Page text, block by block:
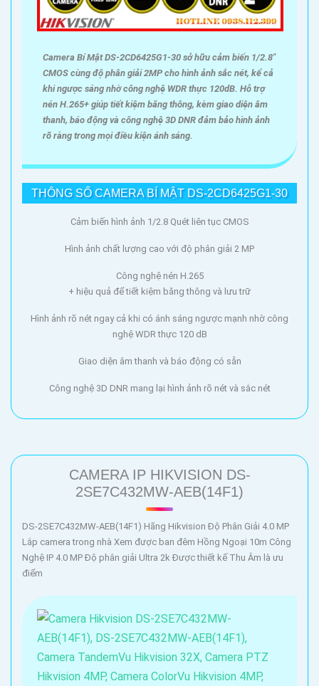
Camera Bí Mật DS-2CD6425G1-30 sở hữu cảm biến 1/2.8"
CMOS cùng độ phân giải 2MP cho hình ảnh sắc nét, kể cả
khi ngược sáng nhờ công nghệ WDR thực 120dB. Hỗ trợ
nén H.265+ giúp tiết kiệm băng thông, kèm giao diện âm
thanh, báo động và công nghệ 3D DNR đảm bảo hình ảnh
rõ ràng trong mọi điều kiện ánh sáng.
THÔNG SỐ CAMERA BÍ MẬT DS-2CD6425G1-30
Cảm biến hình ảnh 1/2.8 Quét liên tục CMOS
Hình ảnh chất lượng cao với độ phân giải 2 MP
Công nghệ nén H.265
+ hiệu quả để tiết kiệm băng thông và lưu trữ
Hình ảnh rõ nét ngay cả khi có ánh sáng ngược mạnh nhờ công
nghệ WDR thực 120 dB
Giao diện âm thanh và báo động có sẵn
Công nghệ 3D DNR mang lại hình ảnh rõ nét và sắc nét
CAMERA IP HIKVISION DS-
2SE7C432MW-AEB(14F1)
DS-2SE7C432MW-AEB(14F1) Hãng Hikvision Độ Phân Giải 4.0 MP
Lắp camera trong nhà Xem được ban đêm Hồng Ngoại 10m Công
Nghệ IP 4.0 MP Độ phân giải Ultra 2k Được thiết kế Thu Âm là ưu
điểm